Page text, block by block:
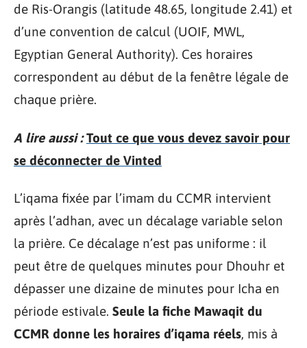
de Ris-Orangis (latitude 48.65, longitude 2.41) et
d’une convention de calcul (UOIF, MWL,
Egyptian General Authority). Ces horaires
correspondent au début de la fenêtre légale de
chaque prière.
A lire aussi : Tout ce que vous devez savoir pour
se déconnecter de Vinted
L’iqama fixée par l’imam du CCMR intervient
après l’adhan, avec un décalage variable selon
la prière. Ce décalage n’est pas uniforme : il
peut être de quelques minutes pour Dhouhr et
dépasser une dizaine de minutes pour Icha en
période estivale. Seule la fiche Mawaqit du
CCMR donne les horaires d’iqama réels, mis à